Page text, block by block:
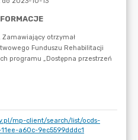
mp-client/search/list/ocds-
a60c-9ec5599dddc1